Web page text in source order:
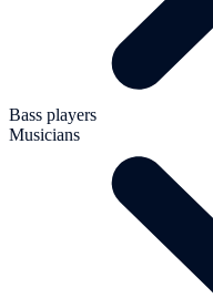
Bass players
Musicians